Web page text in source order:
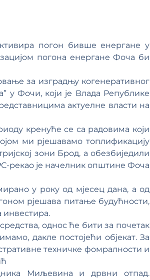
погон бивше енергане у
погона енергане Фоча би
за изградњу когенеративног
у Фочи, који је Влада Републике
актуелне власти на
кренуће се са радовима који
ми рјешавамо топлификацију
зони Брод, а обезбиједили
рекао је начелник општине Фоча
у року од мјесец дана, а од
рјешава питање будућности,
инвестира.
однос ће бити за почетак
дакле постојећи објекат. За
техничке фомралности и
Миљевина и дрвни отпад.